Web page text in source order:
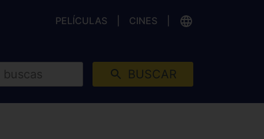
PELÍCULAS CINES
BUSCAR